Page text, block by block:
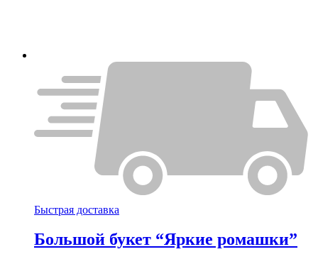
Быстрая доставка
Большой букет “Яркие ромашки”